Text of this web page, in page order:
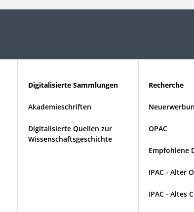
Digitalisierte Sammlungen
Akademieschriften
Digitalisierte Quellen zur
Wissenschaftsgeschichte
Recherche
OPAC
Empfohlene
IPAC - Alter
IPAC - Altes